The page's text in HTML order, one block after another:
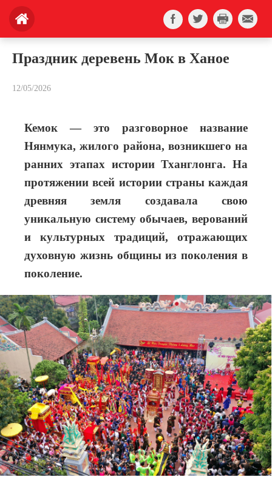
Праздник деревень Мок в Ханое
12/05/2026
Кемок — это разговорное название
Нянмука, ​​жилого района, возникшего на
ранних этапах истории Тханглонга. На
протяжении всей истории страны каждая
древняя земля создавала свою
уникальную систему обычаев, верований
и культурных традиций, отражающих
духовную жизнь общины из поколения в
поколение.